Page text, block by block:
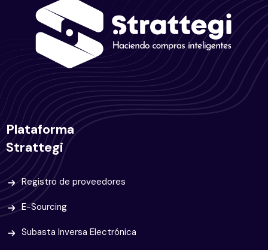
Plataforma
Strattegi
Registro de proveedores
E-Sourcing
Subasta Inversa Electrónica